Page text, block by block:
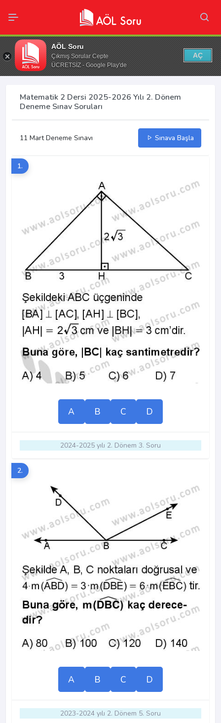
AÖL Soru
Çıkmış Sorular Cepte
ÜCRETSİZ - Google Play'de
AÇ
Matematik 2 Dersi 2025-2026 Yılı 2. Dönem
Deneme Sınav Soruları
11 Mart Deneme Sınavı Sınava Başla
1.
A B C D
2024-2025 yılı 2. Dönem 3. Soru
2.
A B C D
2023-2024 yılı 2. Dönem 5. Soru